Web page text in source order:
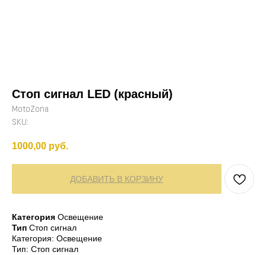
Стоп сигнал LED (красный)
MotoZona
SKU:
1000,00 руб.
ДОБАВИТЬ В КОРЗИНУ
Категория Освещение
Тип Стоп сигнал
Категория: Освещение
Тип: Стоп сигнал